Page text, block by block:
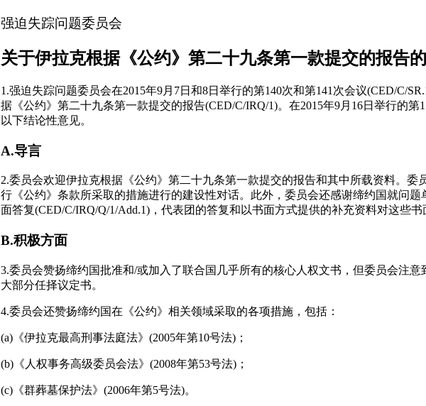
强迫失踪问题委员会
关于伊拉克根据《公约》第二十九条第一款提交的报告
1.强迫失踪问题委员会在2015年9月7日和8日举行的第140次和第141次会议(CED/C/
据《公约》第二十九条第一款提交的报告(CED/C/IRQ/1)。在2015年9月16日举行的第
以下结论性意见。
A.导言
2.委员会欢迎伊拉克根据《公约》第二十九条第一款提交的报告和其中所载资料。委
行《公约》条款所采取的措施进行的建设性对话。此外，委员会还感谢缔约国就问题
面答复(CED/C/IRQ/Q/1/Add.1)，代表团的答复和以书面方式提供的补充资料对这些书
B.积极方面
3.委员会赞扬缔约国批准和/或加入了联合国几乎所有的核心人权文书，但委员会注意
大部分任择议定书。
4.委员会还赞扬缔约国在《公约》相关领域采取的各项措施，包括：
(a)《伊拉克最高刑事法庭法》(2005年第10号法)；
(b)《人权事务高级委员会法》(2008年第53号法)；
(c)《群葬墓保护法》(2006年第5号法)。